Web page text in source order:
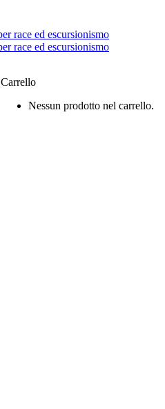
Carrello
Nessun prodotto nel carrello.